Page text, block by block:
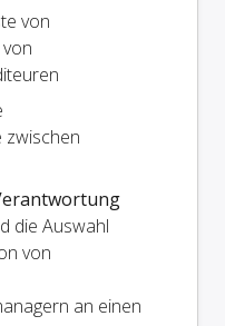
von
von
zwischen
die Auswahl
von
an einen